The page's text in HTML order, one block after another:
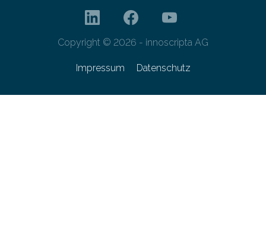
Copyright © 2026 - innoscripta AG
Impressum Datenschutz